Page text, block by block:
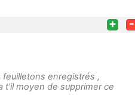
+ -
feuilletons enregistrés ,
t'il moyen de supprimer ce